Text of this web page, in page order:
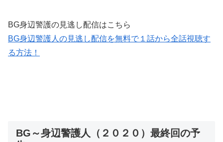
BG身辺警護の見逃し配信はこちら
BG身辺警護人の見逃し配信を無料で１話から全話視聴す
る方法！
BG～身辺警護人（２０２０）最終回の予